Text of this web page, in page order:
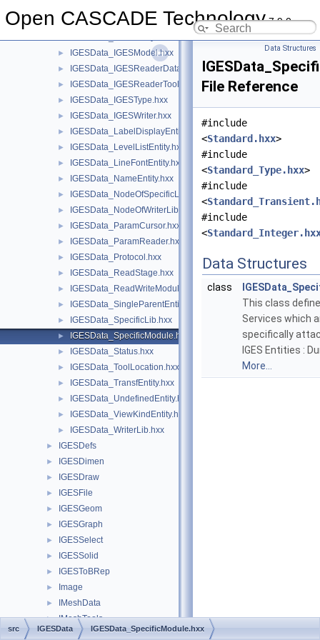
Open CASCADE Technology7.9.0
► IGESData_IGESDumper.hxx
► IGESData_IGESModel.hxx
► IGESData_IGESReaderData.hxx
► IGESData_IGESReaderTool.hxx
► IGESData_IGESType.hxx
► IGESData_IGESWriter.hxx
► IGESData_LabelDisplayEntity.hxx
► IGESData_LevelListEntity.hxx
► IGESData_LineFontEntity.hxx
► IGESData_NameEntity.hxx
► IGESData_NodeOfSpecificLib.hxx
► IGESData_NodeOfWriterLib.hxx
► IGESData_ParamCursor.hxx
► IGESData_ParamReader.hxx
► IGESData_Protocol.hxx
► IGESData_ReadStage.hxx
► IGESData_ReadWriteModule.hxx
► IGESData_SingleParentEntity.hxx
► IGESData_SpecificLib.hxx
► IGESData_SpecificModule.hxx
► IGESData_Status.hxx
► IGESData_ToolLocation.hxx
► IGESData_TransfEntity.hxx
► IGESData_UndefinedEntity.hxx
► IGESData_ViewKindEntity.hxx
► IGESData_WriterLib.hxx
► IGESDefs
► IGESDimen
► IGESDraw
► IGESFile
► IGESGeom
► IGESGraph
► IGESSelect
► IGESSolid
► IGESToBRep
► Image
► IMeshData
► IMeshTools
► IntAna
Data Structures
File Reference
#include
<Standard.hxx>
#include
<Standard_Type.hxx>
#include
<
#include
<
Data Structures
class
This class
Services which
specifically
IGES Entities :
More...
src IGESData IGESData_SpecificModule.hxx